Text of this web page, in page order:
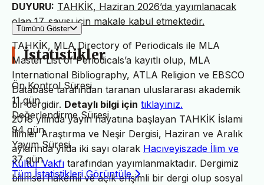
DUYURU: TAHKİK, Haziran 2026’da yayımlanacak
olan 17. sayısı için makale kabul etmektedir.
TAHKİK, MLA Directory of Periodicals ile MLA
Master List of Periodicals’a kayıtlı olup, MLA
International Bibliography, ATLA Religion ve EBSCO
Database tarafından taranan uluslararası akademik
bir dergidir. Detaylı bilgi için tıklayınız.
2018 yılında yayın hayatına başlayan TAHKİK İslami
İlimler Araştırma ve Neşir Dergisi, Haziran ve Aralık
aylarında yılda iki sayı olarak Hacıveyiszade İlim ve
Kültür Vakfı tarafından yayımlanmaktadır. Dergimiz
bilimsel hakemli ve açık erişimli bir dergi olup sosyal
Tümünü Göster
İstatistikler
Ön Kontrol Süresi
11 gün
Değerlendirme Süresi
94 gün
Yayım Süresi
37 gün
Tüm İstatistikleri Görüntüle